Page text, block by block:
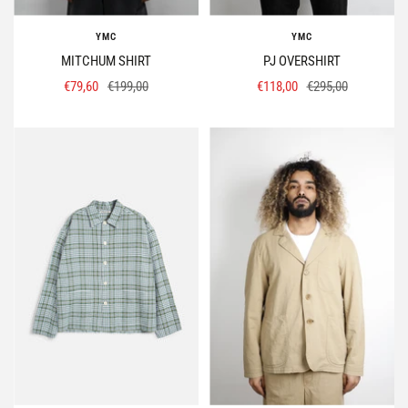
YMC
MITCHUM SHIRT
Prix
€79,60 Prix
€199,00
YMC
PJ OVERSHIRT
Prix
€118,00 Prix
€295,00